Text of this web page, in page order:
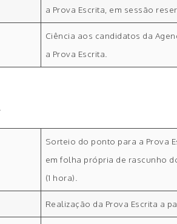
a Prova Escrita, em sessão
Ciência aos candidatos da
a Prova Escrita.
Sorteio do ponto para a Prova
em folha própria de rascunho
(1 hora).
Realização da Prova Escrita a